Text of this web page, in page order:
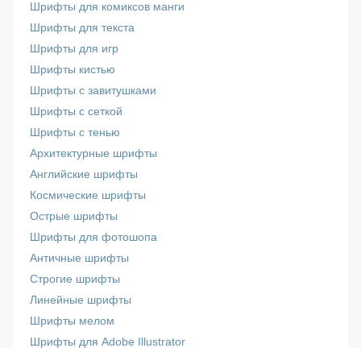
Шрифты для комиксов манги
Шрифты для текста
Шрифты для игр
Шрифты кистью
Шрифты с завитушками
Шрифты с сеткой
Шрифты с тенью
Архитектурные шрифты
Английские шрифты
Космические шрифты
Острые шрифты
Шрифты для фотошопа
Античные шрифты
Строгие шрифты
Линейные шрифты
Шрифты мелом
Шрифты для Adobe Illustrator